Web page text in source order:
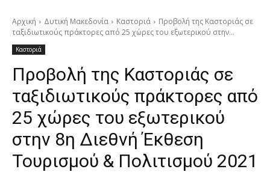
Αρχική Δυτική Μακεδονία Καστοριά
Προβολή της Καστοριάς σε
ταξιδιωτικούς πράκτορες από 25 χώρες του εξωτερικού στην...
Καστοριά
Προβολή της Καστοριάς σε
ταξιδιωτικούς πράκτορες από
25 χώρες του εξωτερικού
στην 8η Διεθνή Έκθεση
Τουρισμού & Πολιτισμού 2021